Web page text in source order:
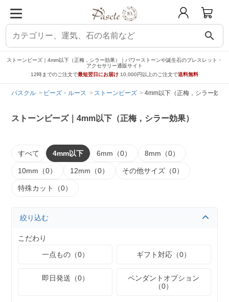
search
ストーンビーズ｜4mm以下（正梅，シラー効果）｜パワーストーンや誕生石のブレスレット・
アクセサリー通販サイト
12時までのご注文で最短翌日にお届け 10,000円以上のご注文で送料無料
パスクル ビーズ・ルース ストーンビーズ 4mm以下（正梅，シラー効果
ストーンビーズ｜4mm以下（正梅，シラー効果）
すべて 4mm以下 6mm（0） 8mm（0）
10mm（0） 12mm（0） その他サイズ（0）
特殊カット（0）
絞り込む
こだわり
一点もの（0）
ギフト対応（0）
即日発送（0）
ペンダントオプション
（0）